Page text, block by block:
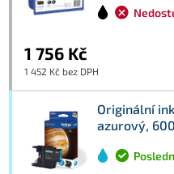
1 756 Kč
1 452 Kč bez DPH
Originální
azurový,